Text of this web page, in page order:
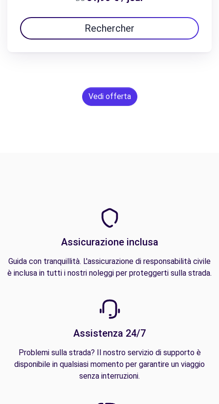
Rechercher
Vedi offerta
Assicurazione inclusa
Guida con tranquillità. L'assicurazione di responsabilità civile
è inclusa in tutti i nostri noleggi per proteggerti sulla strada.
Assistenza 24/7
Problemi sulla strada? Il nostro servizio di supporto è
disponibile in qualsiasi momento per garantire un viaggio
senza interruzioni.